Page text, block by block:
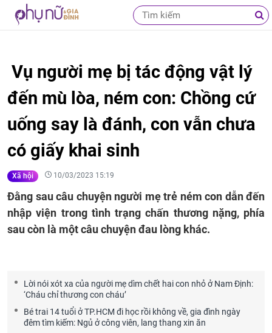
Vụ người mẹ bị tác động vật lý
đến mù lòa, ném con: Chồng cứ
uống say là đánh, con vẫn chưa
có giấy khai sinh
Xã hội 10/03/2023 15:19
Đằng sau câu chuyện người mẹ trẻ ném con dẫn đến
nhập viện trong tình trạng chấn thương nặng, phía
sau còn là một câu chuyện đau lòng khác.
Lời nói xót xa của người mẹ dìm chết hai con nhỏ ở Nam Định:
‘Cháu chỉ thương con cháu’
Bé trai 14 tuổi ở TP.HCM đi học rồi không về, gia đình ngày
đêm tìm kiếm: Ngủ ở công viên, lang thang xin ăn